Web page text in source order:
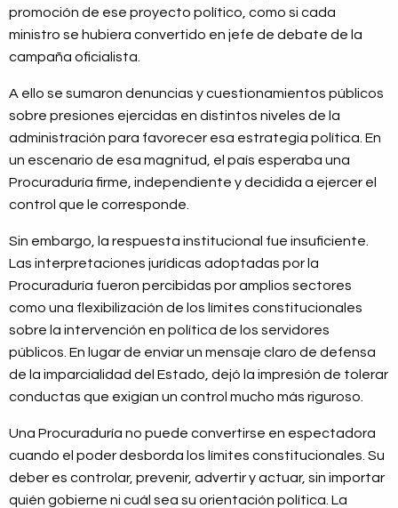
promoción de ese proyecto político, como si cada
ministro se hubiera convertido en jefe de debate de la
campaña oficialista.
A ello se sumaron denuncias y cuestionamientos públicos
sobre presiones ejercidas en distintos niveles de la
administración para favorecer esa estrategia política. En
un escenario de esa magnitud, el país esperaba una
Procuraduría firme, independiente y decidida a ejercer el
control que le corresponde.
Sin embargo, la respuesta institucional fue insuficiente.
Las interpretaciones jurídicas adoptadas por la
Procuraduría fueron percibidas por amplios sectores
como una flexibilización de los límites constitucionales
sobre la intervención en política de los servidores
públicos. En lugar de enviar un mensaje claro de defensa
de la imparcialidad del Estado, dejó la impresión de tolerar
conductas que exigían un control mucho más riguroso.
Una Procuraduría no puede convertirse en espectadora
cuando el poder desborda los límites constitucionales. Su
deber es controlar, prevenir, advertir y actuar, sin importar
quién gobierne ni cuál sea su orientación política. La